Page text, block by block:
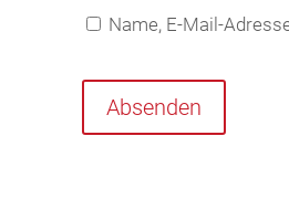
Name, E-Mail-
Absenden